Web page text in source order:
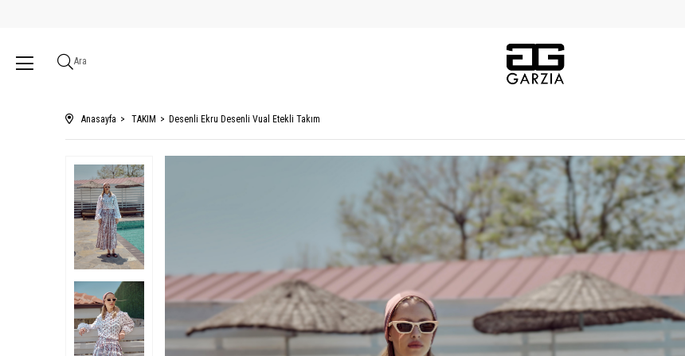
Ara
Anasayfa TAKIM Desenli Ekru Desenli Vual Etekli Takım